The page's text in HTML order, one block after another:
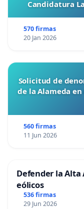
Candidatura
570 firmas
20 Jan 2026
Solicitud de
de la Alameda
560 firmas
11 Jun 2026
Defender la Alta
eólicos
536 firmas
29 Jun 2026